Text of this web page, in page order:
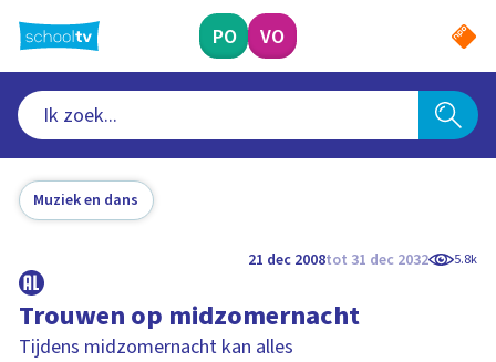
naar
hoofdinhoud
PO VO
Muziek en dans
21 dec 2008tot 31 dec 2032 5.8k
Trouwen op midzomernacht
Tijdens midzomernacht kan alles